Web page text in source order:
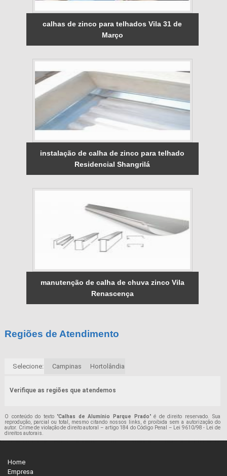
calhas de zinco para telhados Vila 31 de
Março
instalação de calha de zinco para telhado
Residencial Shangrilá
manutenção de calha de chuva zinco Vila
Renascença
Regiões de Atendimento
Selecione: Campinas Hortolândia
Verifique as regiões que atendemos
O conteúdo do texto "Calhas de Alumínio Parque Prado" é de direito reservado. Sua
reprodução, parcial ou total, mesmo citando nossos links, é proibida sem a autorização do
autor. Crime de violação de direito autoral – artigo 184 do Código Penal – Lei 9610/98 - Lei de
direitos autorais.
Home
Empresa